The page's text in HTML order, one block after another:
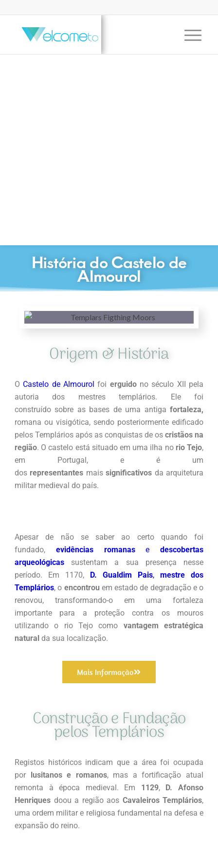
História do Castelo de
Almourol
Origem & História
O Castelo de Almourol foi erguidono século XII pela
autoria dos mestres templários. Ele foi
construído sobre as bases de uma antiga fortaleza,
romana ou visigótica, sendo posteriormente edificado
pelos Templários após as conquistas de os cristãos na
região. O castelo está situado em uma ilha norio Tejo,
em Portugal, e é um
dos representantes maissignificativos da arquitetura
militar medieval do país.
Apesar de não se saber ao certo quando foi
fundado, evidências romanase descobertas
arqueológicas sustentam a sua presença nesse
período. Em 1170, D. Gualdim Pais, mestre dos
Templários, o encontrou em estado de degradação e o
renovou, transformando-o em uma fortaleza
importante para a proteção contra os mouros
utilizando o rio Tejo como vantagem estratégica
natural da sua localização.
Mais Informação
Construção e Fundação
pelos Templários
Registos históricos indicam que a área foi ocupada
por lusitanos e romanos, mas a fortificação atual
remonta à época medieval. Em 1129, D. Afonso
Henriques doou a região aos Cavaleiros Templários,
uma ordem militar e religiosa fundamental na defesa e
expansão do reino.